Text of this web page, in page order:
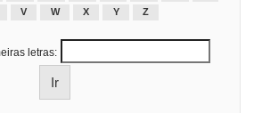
V W X Y Z
letras: